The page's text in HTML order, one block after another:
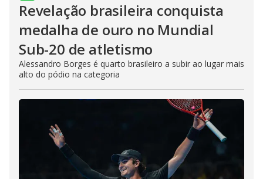
Revelação brasileira conquista
medalha de ouro no Mundial
Sub-20 de atletismo
Alessandro Borges é quarto brasileiro a subir ao lugar mais
alto do pódio na categoria